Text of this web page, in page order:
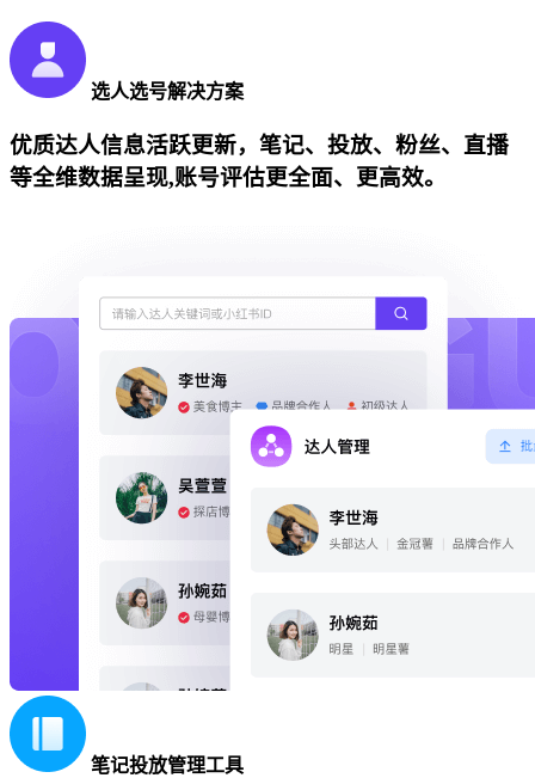
选人选号解决方案
优质达人信息活跃更新，笔记、投放、粉丝、直播
等全维数据呈现,账号评估更全面、更高效。
笔记投放管理工具